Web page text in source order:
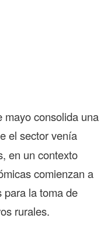
mayo consolida una
el sector venía
en un contexto
comienzan a
para la toma de
rurales.